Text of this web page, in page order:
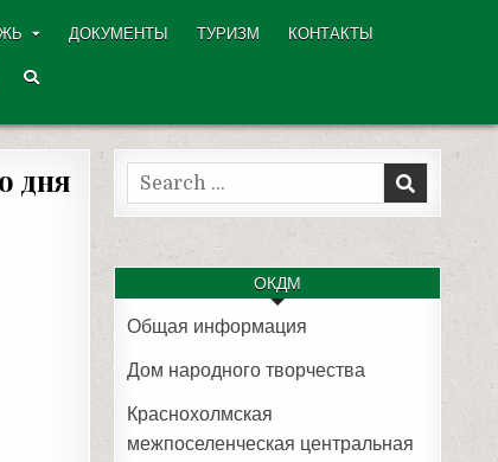
ДОКУМЕНТЫ ТУРИЗМ КОНТАКТЫ
дня
Search
for:
ОКДМ
Общая информация
Дом народного творчества
Краснохолмская
межпоселенческая центральная